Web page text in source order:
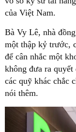
của Việt Nam.
Bà Vy Lê, nhà
một thập kỷ trước,
để cân nhắc một
không đưa ra
các quỹ khác chắc
nói thêm.